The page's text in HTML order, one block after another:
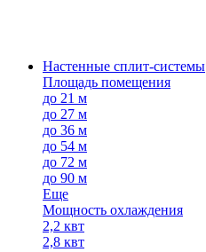
Настенные сплит-системы
Площадь помещения
до 21 м
до 27 м
до 36 м
до 54 м
до 72 м
до 90 м
Еще
Мощность охлаждения
2,2 квт
2,8 квт